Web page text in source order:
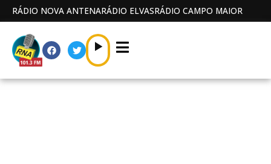
RÁDIO NOVA ANTENARÁDIO ELVASRÁDIO CAMPO MAIOR